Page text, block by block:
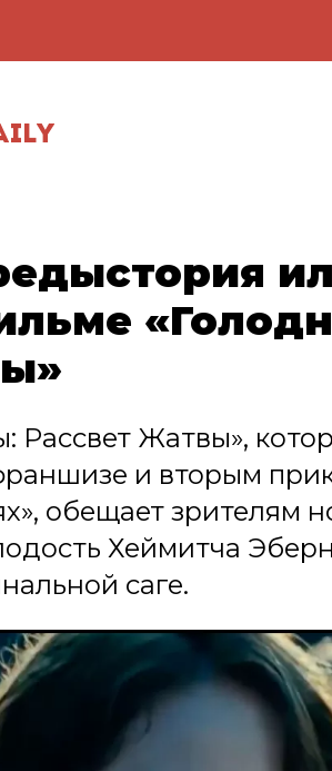
Рассвет Жатвы»,
и вторым
обещает зрителям
Хеймитча
саге.